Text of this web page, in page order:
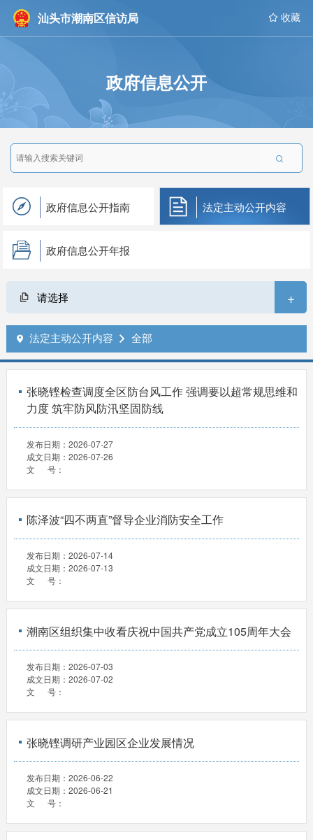
汕头市潮南区信访局  收藏
政府信息公开

政府信息公开指南 法定主动公开内容
政府信息公开年报
请选择 +
 法定主动公开内容  全部
张晓铿检查调度全区防台风工作 强调要以超常规思维和
力度 筑牢防风防汛坚固防线
发布日期： 2026-07-27
成文日期： 2026-07-26
文 号：
陈泽波“四不两直”督导企业消防安全工作
发布日期： 2026-07-14
成文日期： 2026-07-13
文 号：
潮南区组织集中收看庆祝中国共产党成立105周年大会
发布日期： 2026-07-03
成文日期： 2026-07-02
文 号：
张晓铿调研产业园区企业发展情况
发布日期： 2026-06-22
成文日期： 2026-06-21
文 号：